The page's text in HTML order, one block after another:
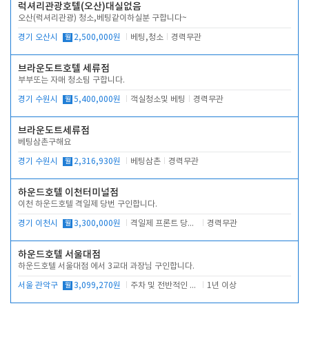
럭셔리관광호텔(오산)대실없음
오산(럭셔리관광) 청소,베팅같이하실분 구합니다~
경기 오산시 월 2,500,000원 베팅,청소 경력무관
브라운도트호텔 세류점
부부또는 자매 청소팀 구합니다.
경기 수원시 월 5,400,000원 객실청소및 베팅 경력무관
브라운도트세류점
베팅삼촌구해요
경기 수원시 월 2,316,930원 베팅삼촌 경력무관
하운드호텔 이천터미널점
이천 하운드호텔 격일제 당번 구인합니다.
경기 이천시 월 3,300,000원 격일제 프론트 당번 업무로 주차 및 객실 점검 경력무관
하운드호텔 서울대점
하운드호텔 서울대점 에서 3교대 과장님 구인합니다.
서울 관악구 월 3,099,270원 주차 및 전반적인 당번업무 1년 이상